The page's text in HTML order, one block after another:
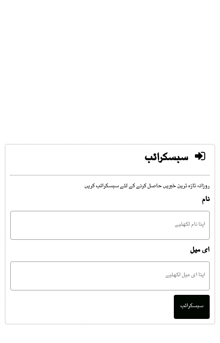
سبسکرائب
روزانہ تازہ ترین خبریں حاصل کرنے کے لئے سبسکرائب کریں
نام
ای میل
سبسکرائب